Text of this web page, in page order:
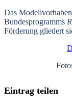
Das
Bundesprogramms
Förderung gliedert
Eintrag teilen